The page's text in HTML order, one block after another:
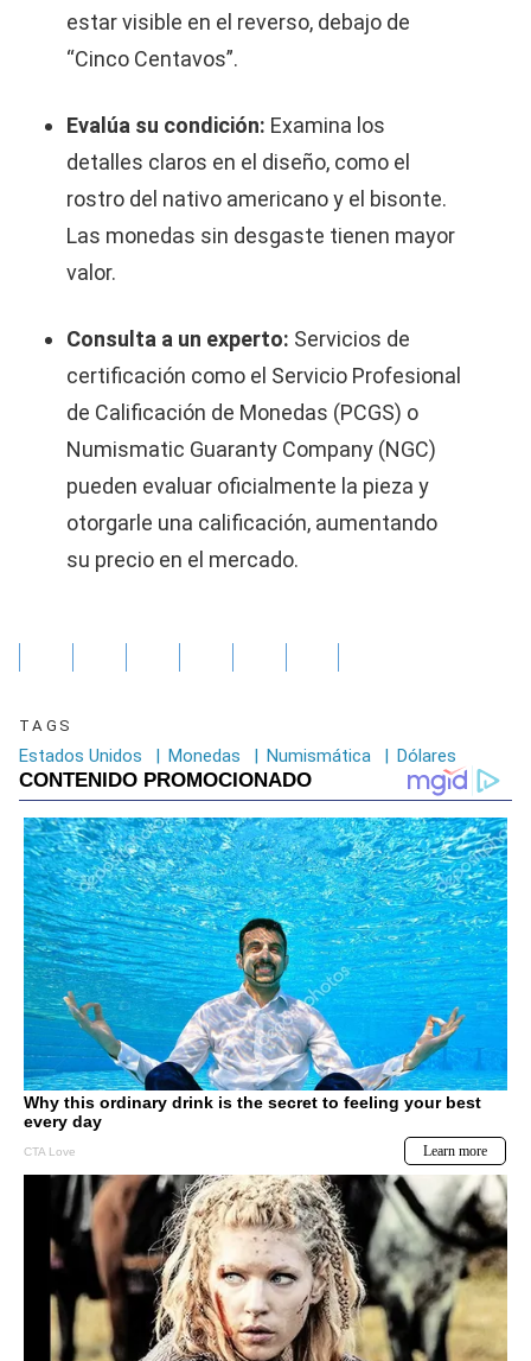
estar visible en el reverso, debajo de
“Cinco Centavos”.
Evalúa su condición: Examina los
detalles claros en el diseño, como el
rostro del nativo americano y el bisonte.
Las monedas sin desgaste tienen mayor
valor.
Consulta a un experto: Servicios de
certificación como el Servicio Profesional
de Calificación de Monedas (PCGS) o
Numismatic Guaranty Company (NGC)
pueden evaluar oficialmente la pieza y
otorgarle una calificación, aumentando
su precio en el mercado.
TAGS
Estados Unidos | Monedas | Numismática | Dólares